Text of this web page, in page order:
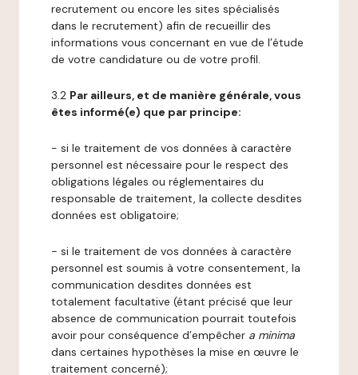
recrutement ou encore les sites spécialisés
dans le recrutement) afin de recueillir des
informations vous concernant en vue de l’étude
de votre candidature ou de votre profil.
3.2 Par ailleurs, et de manière générale, vous
êtes informé(e) que par principe:
- si le traitement de vos données à caractère
personnel est nécessaire pour le respect des
obligations légales ou réglementaires du
responsable de traitement, la collecte desdites
données est obligatoire;
- si le traitement de vos données à caractère
personnel est soumis à votre consentement, la
communication desdites données est
totalement facultative (étant précisé que leur
absence de communication pourrait toutefois
avoir pour conséquence d’empêcher a minima
dans certaines hypothèses la mise en œuvre le
traitement concerné);